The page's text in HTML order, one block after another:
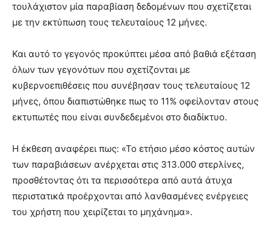
τουλάχιστον μία παραβίαση δεδομένων που σχετίζεται
με την εκτύπωση τους τελευταίους 12 μήνες.
Και αυτό το γεγονός προκύπτει μέσα από βαθιά εξέταση
όλων των γεγονότων που σχετίζονται με
κυβερνοεπιθέσεις που συνέβησαν τους τελευταίους 12
μήνες, όπου διαπιστώθηκε πως το 11% οφείλονταν στους
εκτυπωτές που είναι συνδεδεμένοι στο διαδίκτυο.
Η έκθεση αναφέρει πως: «Το ετήσιο μέσο κόστος αυτών
των παραβιάσεων ανέρχεται στις 313.000 στερλίνες,
προσθέτοντας ότι τα περισσότερα από αυτά άτυχα
περιστατικά προέρχονται από λανθασμένες ενέργειες
του χρήστη που χειρίζεται το μηχάνημα».